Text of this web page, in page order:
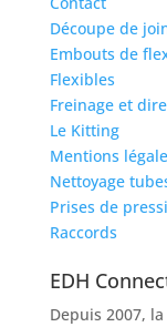
Découpe de
Embouts de
Flexibles
Freinage et
Le Kitting
Mentions
Nettoyage
Prises de
Raccords
EDH
Depuis 2007,